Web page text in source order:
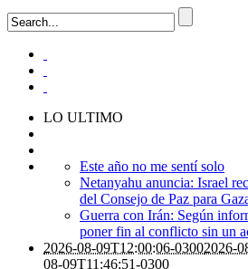
LO ULTIMO
Este año no me sentí solo
Netanyahu anuncia: Israel
del Consejo de Paz para
Guerra con Irán: Según
poner fin al conflicto sin un
2026-08-09T12:00:06-03002026-
08-09T11:46:51-0300